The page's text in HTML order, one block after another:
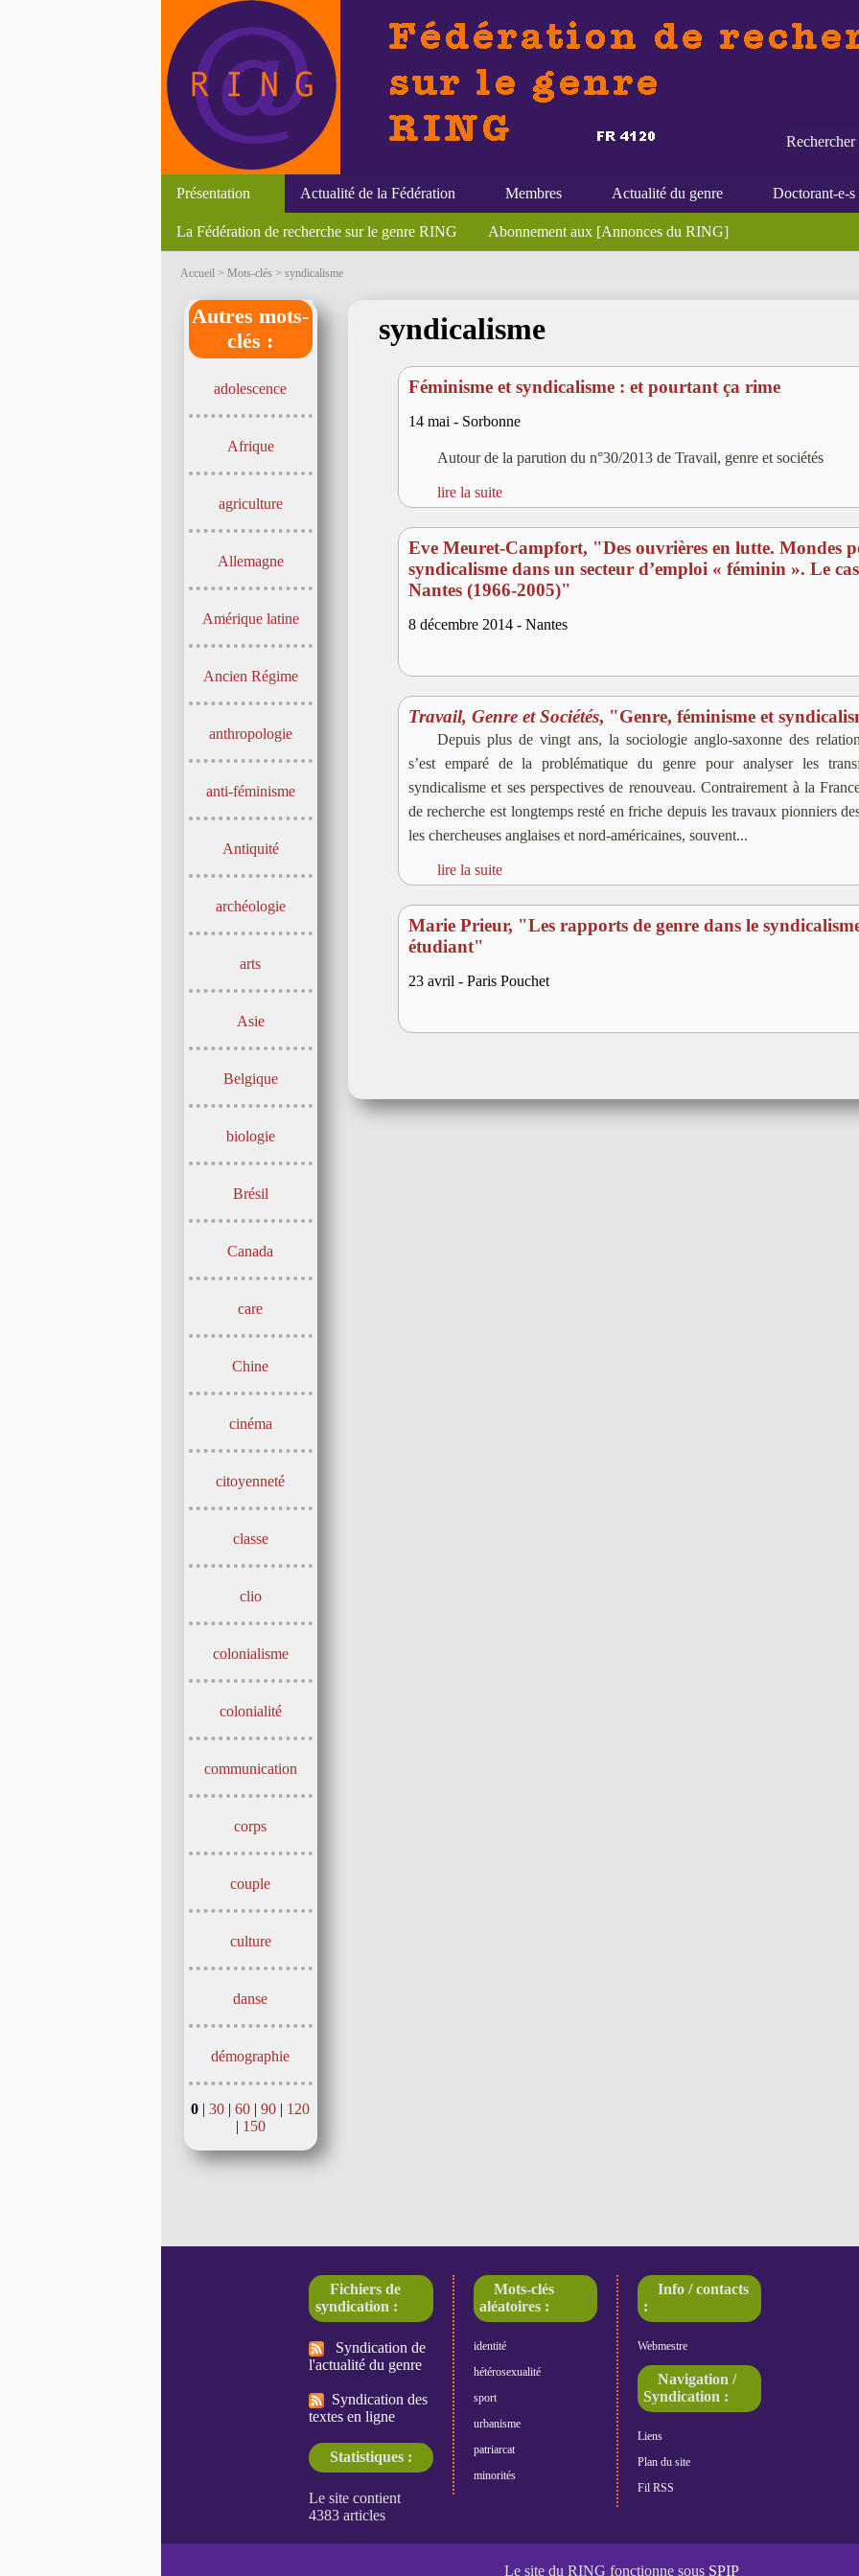
Rechercher
Présentation
La Fédération de recherche sur le genre RING Abonnement aux [Annonces du RING]
Actualité de la Fédération Membres Actualité du genre Doctorant-e-s
Accueil > Mots-clés > syndicalisme
Autres mots-
clés :
adolescence
Afrique
agriculture
Allemagne
Amérique latine
Ancien Régime
anthropologie
anti-féminisme
Antiquité
archéologie
arts
Asie
Belgique
biologie
Brésil
Canada
care
Chine
cinéma
citoyenneté
classe
clio
colonialisme
colonialité
communication
corps
couple
culture
danse
démographie
0 |30 |60 |90 | 120
| 150
syndicalisme
Féminisme et syndicalisme : et pourtant ça rime
14 mai - Sorbonne
Autour de la parution du n°30/2013 de Travail, genre et sociétés
lire la suite
Eve Meuret-Campfort, "Des ouvrières en lutte. Mondes
syndicalisme dans un secteur d’emploi « féminin ». Le
Nantes (1966-2005)"
8 décembre 2014 - Nantes
Travail, Genre et Sociétés, "Genre, féminisme et
Depuis plus de vingt ans, la sociologie anglo-saxonne des
s’est emparé de la problématique du genre pour analyser les
syndicalisme et ses perspectives de renouveau. Contrairement à la
de recherche est longtemps resté en friche depuis les travaux pionniers
les chercheuses anglaises et nord-américaines, souvent...
lire la suite
Marie Prieur, "Les rapports de genre dans le
étudiant"
23 avril - Paris Pouchet
Fichiers de
syndication :
Syndication de
l'actualité du genre
Syndication des
textes en ligne
Statistiques :
Mots-clés
aléatoires :
identité
hétérosexualité
sport
urbanisme
patriarcat
minorités
Info / contacts
:
Webmestre
Navigation /
Syndication :
Liens
Plan du site
Fil RSS
Le site du RING fonctionne sous SPIP